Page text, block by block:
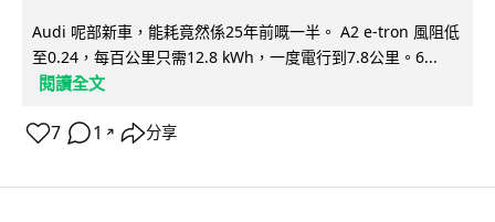
Audi 呢部新車，能耗竟然係25年前嘅一半。 A2 e-tron 風阻低
至0.24，每百公里只需12.8 kWh，一度電行到7.8公里。6...
閱讀全文
7 1 ↗ 分享